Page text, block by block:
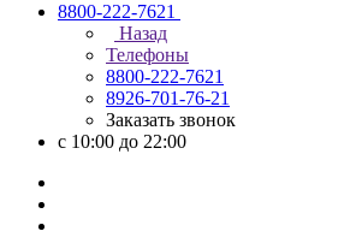
8800-222-7621
Назад
Телефоны
8800-222-7621
8926-701-76-21
Заказать звонок
с 10:00 до 22:00